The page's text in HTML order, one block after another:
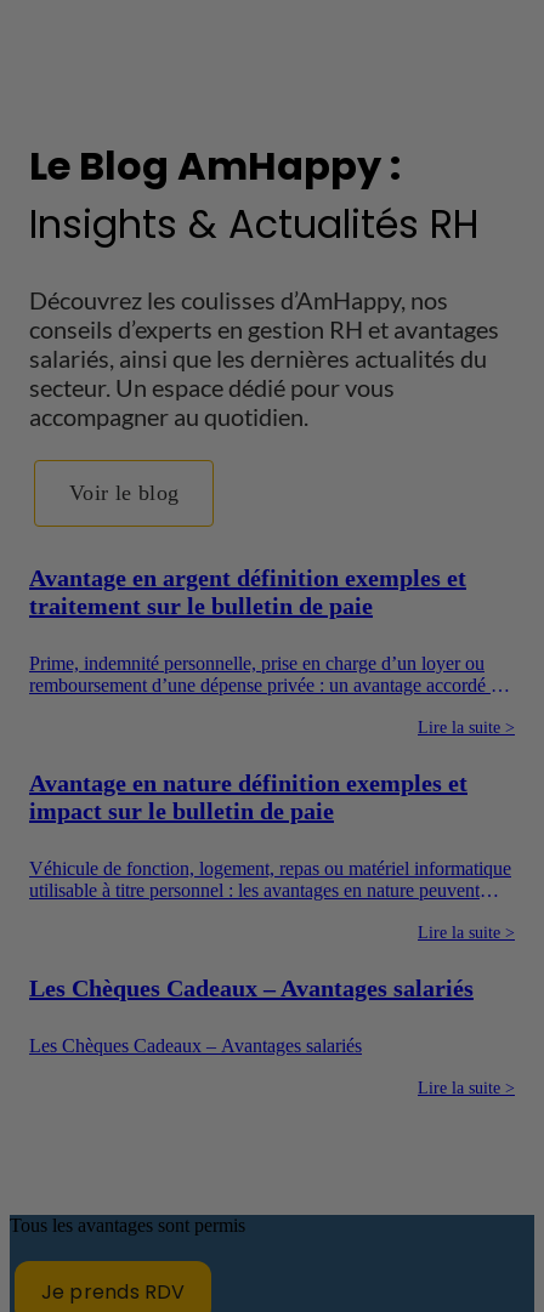
Le Blog AmHappy :
Insights & Actualités RH
Découvrez les coulisses d’AmHappy, nos
conseils d’experts en gestion RH et avantages
salariés, ainsi que les dernières actualités du
secteur. Un espace dédié pour vous
accompagner au quotidien.
Voir le blog
Avantage en argent définition exemples et
traitement sur le bulletin de paie
Prime, indemnité personnelle, prise en charge d’un loyer ou
remboursement d’une dépense privée : un avantage accordé en
autant, toutes les sommes versées par une entreprise ne suivent
rémunération, les avantages en argent, les frais professionnels
et les dispositifs sociaux dont l’utilisation est encadrée.
Lire la suite >
Avantage en nature définition exemples et
impact sur le bulletin de paie
Véhicule de fonction, logement, repas ou matériel informatique
utilisable à titre personnel : les avantages en nature peuvent
également un moyen pour l’entreprise de proposer une
en argent.
Lire la suite >
Les Chèques Cadeaux – Avantages salariés
Les Chèques Cadeaux – Avantages salariés
Lire la suite >
Tous les avantages sont permis
Je prends RDV